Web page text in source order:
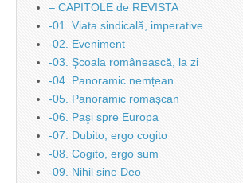
– CAPITOLE de REVISTA
-01. Viata sindicală, imperative
-02. Eveniment
-03. Şcoala românească, la zi
-04. Panoramic nemțean
-05. Panoramic romașcan
-06. Paşi spre Europa
-07. Dubito, ergo cogito
-08. Cogito, ergo sum
-09. Nihil sine Deo